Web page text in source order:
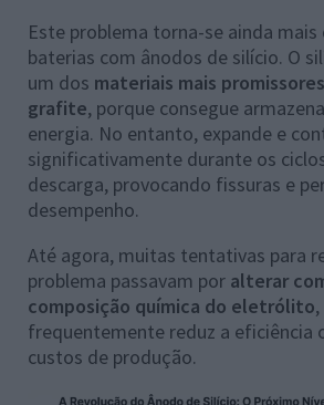
Este problema torna-se ainda
baterias com ânodos de silício. O
um dos materiais mais
grafite, porque consegue
energia. No entanto, expande e
significativamente durante os
descarga, provocando fissuras e
desempenho.
Até agora, muitas tentativas para
problema passavam por alterar
composição química do eletrólito
frequentemente reduz a eficiência
custos de produção.